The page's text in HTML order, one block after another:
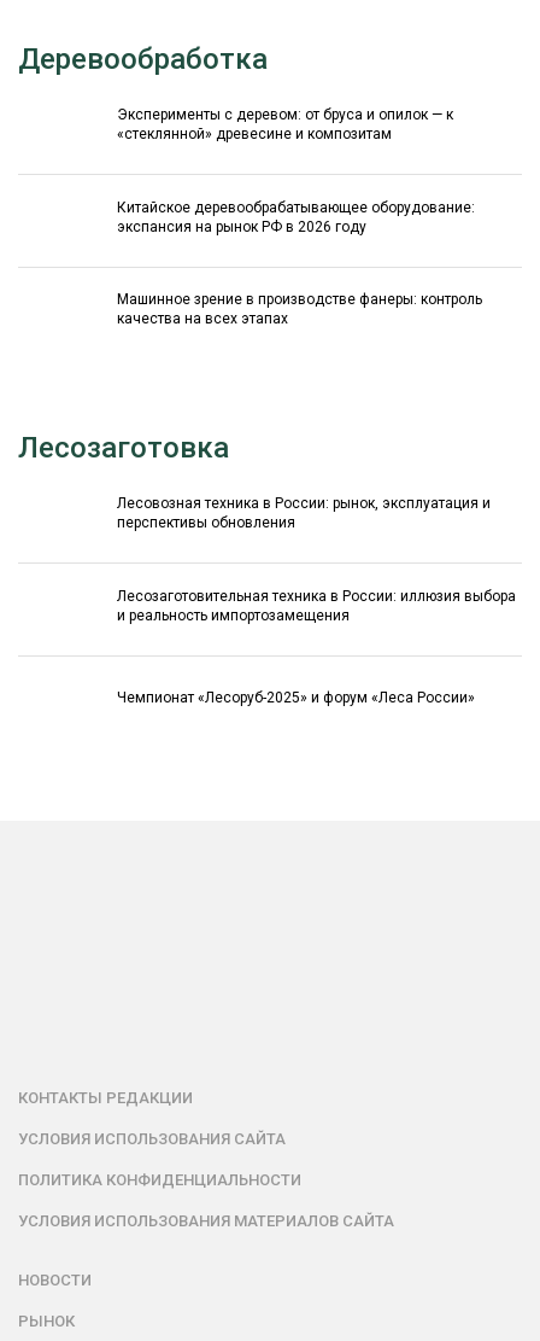
Деревообработка
Эксперименты с деревом: от бруса и опилок — к
«стеклянной» древесине и композитам
Китайское деревообрабатывающее оборудование:
экспансия на рынок РФ в 2026 году
Машинное зрение в производстве фанеры: контроль
качества на всех этапах
Лесозаготовка
Лесовозная техника в России: рынок, эксплуатация и
перспективы обновления
Лесозаготовительная техника в России: иллюзия выбора
и реальность импортозамещения
Чемпионат «Лесоруб-2025» и форум «Леса России»
КОНТАКТЫ РЕДАКЦИИ
УСЛОВИЯ ИСПОЛЬЗОВАНИЯ САЙТА
ПОЛИТИКА КОНФИДЕНЦИАЛЬНОСТИ
УСЛОВИЯ ИСПОЛЬЗОВАНИЯ МАТЕРИАЛОВ САЙТА
НОВОСТИ
РЫНОК